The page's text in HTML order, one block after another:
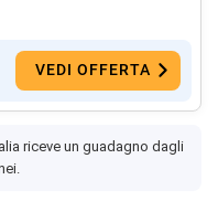
VEDI OFFERTA
riceve un guadagno dagli